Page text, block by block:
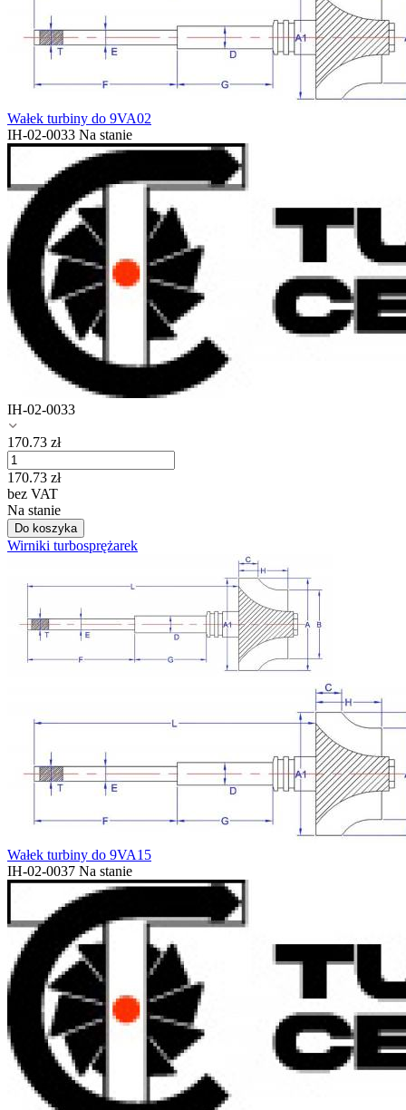
Wałek turbiny do 9VA02
IH-02-0033 Na stanie
IH-02-0033
170.73 zł
170.73 zł
bez VAT
Na stanie
Do koszyka
Wirniki turbosprężarek
Wałek turbiny do 9VA15
IH-02-0037 Na stanie